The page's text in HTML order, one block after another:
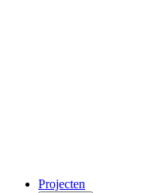
Projecten